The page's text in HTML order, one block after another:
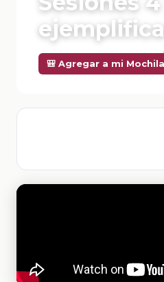
🎒 Agregar a mi Mochila